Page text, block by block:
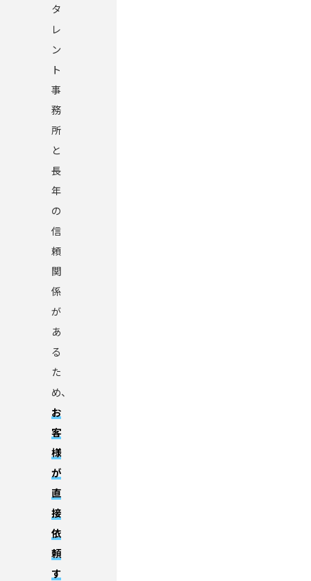
タ
レ
ン
ト
事
務
所
と
長
年
の
信
頼
関
係
が
あ
る
た
め、
お
客
様
が
直
接
依
頼
す